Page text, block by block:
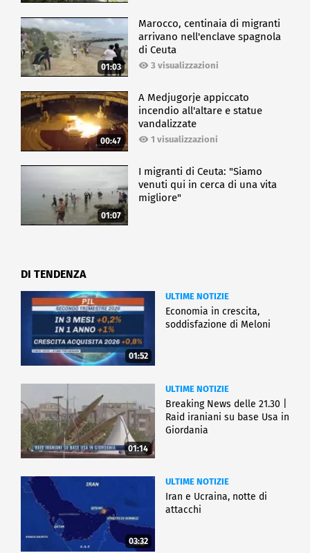
01:03
Marocco, centinaia di migranti
arrivano nell'enclave spagnola
di Ceuta
3 visualizzazioni
00:47
A Medjugorje appiccato
incendio all'altare e statue
vandalizzate
1 visualizzazioni
01:07
I migranti di Ceuta: "Siamo
venuti qui in cerca di una vita
migliore"
DI TENDENZA
01:52
ULTIME NOTIZIE
Economia in crescita,
soddisfazione di Meloni
01:14
ULTIME NOTIZIE
Breaking News delle 21.30 |
Raid iraniani su base Usa in
Giordania
03:32
ULTIME NOTIZIE
Iran e Ucraina, notte di
attacchi